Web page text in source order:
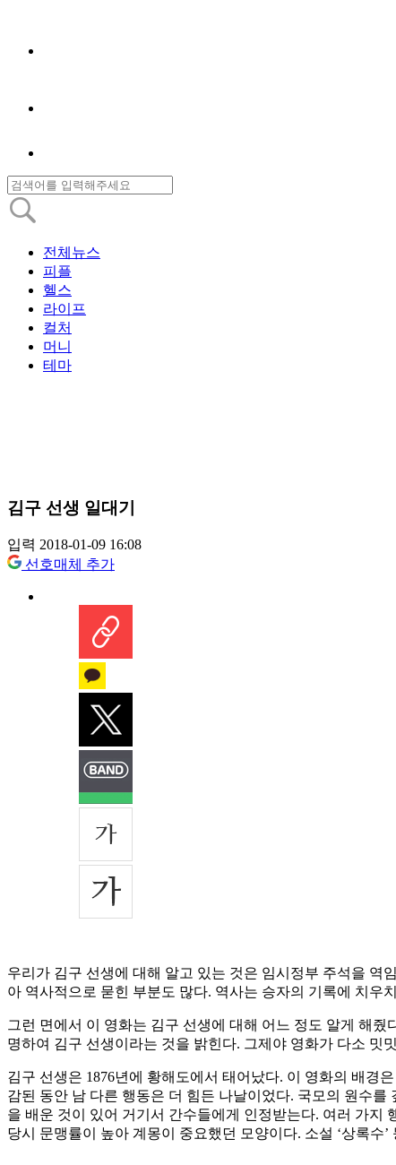
전체뉴스
피플
헬스
라이프
컬처
머니
테마
김구 선생 일대기
입력 2018-01-09 16:08
선호매체 추가
우리가 김구 선생에 대해 알고 있는 것은 임시정부 주석을 역
아 역사적으로 묻힌 부분도 많다. 역사는 승자의 기록에 치우
그런 면에서 이 영화는 김구 선생에 대해 어느 정도 알게 해
명하여 김구 선생이라는 것을 밝힌다. 그제야 영화가 다소 밋
김구 선생은 1876년에 황해도에서 태어났다. 이 영화의 배경
감된 동안 남 다른 행동은 더 힘든 나날이었다. 국모의 원수
을 배운 것이 있어 거기서 간수들에게 인정받는다. 여러 가지
당시 문맹률이 높아 계몽이 중요했던 모양이다. 소설 ‘상록수